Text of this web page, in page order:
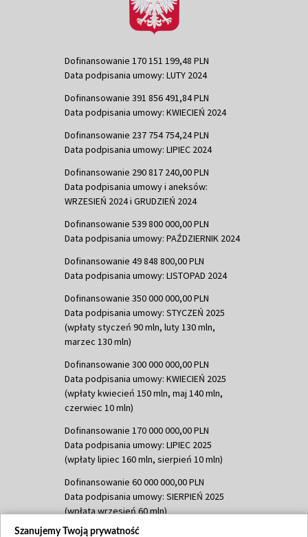
Dofinansowanie 170 151 199,48 PLN
Data podpisania umowy: LUTY 2024
Dofinansowanie 391 856 491,84 PLN
Data podpisania umowy: KWIECIEŃ 2024
Dofinansowanie 237 754 754,24 PLN
Data podpisania umowy: LIPIEC 2024
Dofinansowanie 290 817 240,00 PLN
Data podpisania umowy i aneksów:
WRZESIEŃ 2024 i GRUDZIEŃ 2024
Dofinansowanie 539 800 000,00 PLN
Data podpisania umowy: PAŹDZIERNIK 2024
Dofinansowanie 49 848 800,00 PLN
Data podpisania umowy: LISTOPAD 2024
Dofinansowanie 350 000 000,00 PLN
Data podpisania umowy: STYCZEŃ 2025
(wpłaty styczeń 90 mln, luty 130 mln,
marzec 130 mln)
Dofinansowanie 300 000 000,00 PLN
Data podpisania umowy: KWIECIEŃ 2025
(wpłaty kwiecień 150 mln, maj 140 mln,
czerwiec 10 mln)
Dofinansowanie 170 000 000,00 PLN
Data podpisania umowy: LIPIEC 2025
(wpłaty lipiec 160 mln, sierpień 10 mln)
Dofinansowanie 60 000 000,00 PLN
Data podpisania umowy: SIERPIEŃ 2025
(wpłata wrzesień 60 mln)
Dofinansowanie 635 783 051,21 PLN
Szanujemy Twoją prywatność